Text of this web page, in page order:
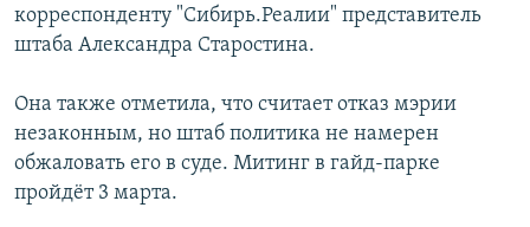
корреспонденту "Сибирь.Реалии" представитель
штаба Александра Старостина.
Она также отметила, что считает отказ мэрии
незаконным, но штаб политика не намерен
обжаловать его в суде. Митинг в гайд-парке
пройдёт 3 марта.